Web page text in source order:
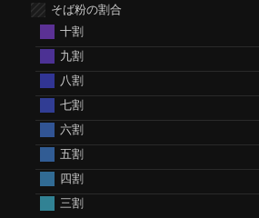
そば粉の割合
十割
九割
八割
七割
六割
五割
四割
三割